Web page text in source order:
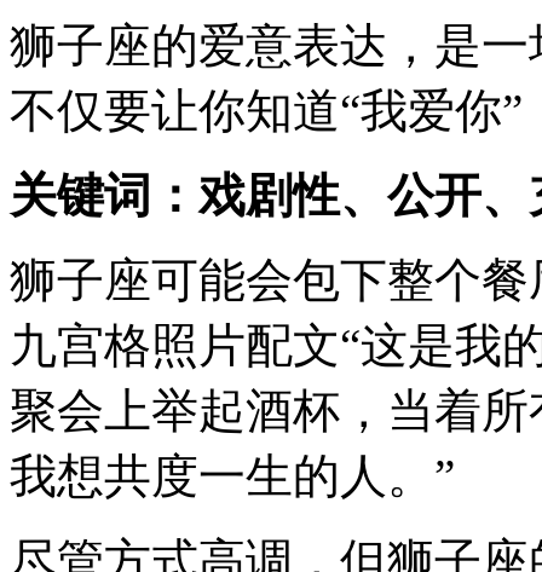
狮子座的爱意表达，是
不仅要让你知道“我爱你
关键词：戏剧性、公开
狮子座可能会包下整个
九宫格照片配文“这是我
聚会上举起酒杯，当着
我想共度一生的人。”
尽管方式高调，但狮子